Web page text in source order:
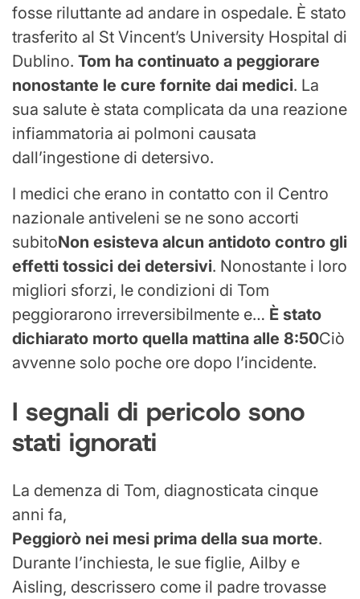
fosse riluttante ad andare in ospedale. È stato
trasferito al St Vincent’s University Hospital di
Dublino. Tom ha continuato a peggiorare
nonostante le cure fornite dai medici. La
sua salute è stata complicata da una reazione
infiammatoria ai polmoni causata
dall’ingestione di detersivo.
I medici che erano in contatto con il Centro
nazionale antiveleni se ne sono accorti
subitoNon esisteva alcun antidoto contro gli
effetti tossici dei detersivi. Nonostante i loro
migliori sforzi, le condizioni di Tom
peggiorarono irreversibilmente e… È stato
dichiarato morto quella mattina alle 8:50Ciò
avvenne solo poche ore dopo l’incidente.
I segnali di pericolo sono
stati ignorati
La demenza di Tom, diagnosticata cinque
anni fa,
Peggiorò nei mesi prima della sua morte.
Durante l’inchiesta, le sue figlie, Ailby e
Aisling, descrissero come il padre trovasse